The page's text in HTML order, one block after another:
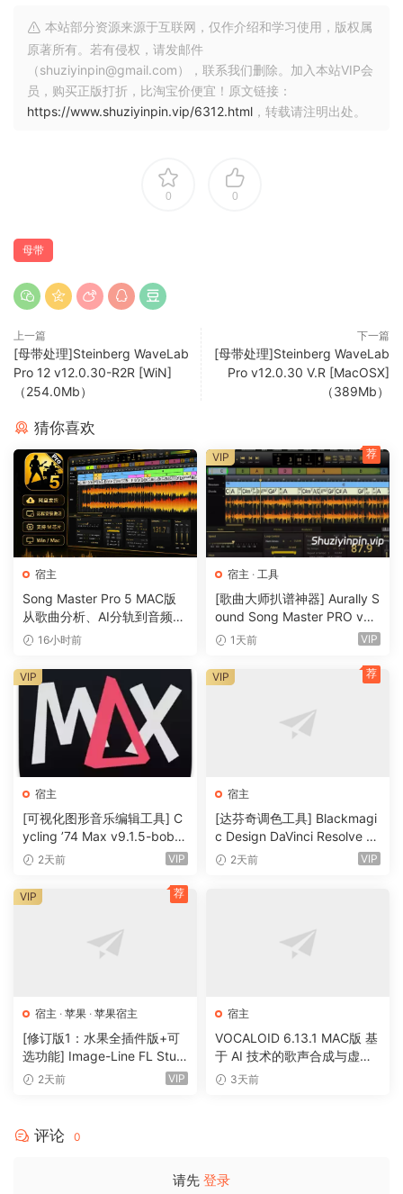
本站部分资源来源于互联网，仅作介绍和学习使用，版权属
原著所有。若有侵权，请发邮件
（shuziyinpin@gmail.com），联系我们删除。加入本站VIP会
员，购买正版打折，比淘宝价便宜！原文链接：
https://www.shuziyinpin.vip/6312.html ，转载请注明出处。
0 0
母带
上一篇
[母带处理]Steinberg WaveLab
Pro 12 v12.0.30-R2R [WiN]
（254.0Mb）
下一篇
[母带处理]Steinberg WaveLab
Pro v12.0.30 V.R [MacOSX]
（389Mb）
猜你喜欢
宿主
Song Master Pro 5 MAC版
从歌曲分析、AI分轨到音频转
MIDI的一体化音乐工具
16小时前
宿主 · 工具
[歌曲大师扒谱神器] Aurally S
ound Song Master PRO v5.
0.02 [WiN]（355MB）
1天前 VIP
VIP 荐
宿主
[可视化图形音乐编辑工具] C
ycling ’74 Max v9.1.5-bobd
ule [WiN]（724MB）
2天前 VIP
VIP
宿主
[达芬奇调色工具] Blackmagi
c Design DaVinci Resolve St
udio 21.0.4 Build 5 x64-R2R
2天前 VIP
VIP 荐
宿主 · 苹果 · 苹果宿主
[修订版1：水果全插件版+可
选功能] Image-Line FL Studi
o Producer Edition v26.1.3.5
EPPE[MacOSX]（1.1GB+33
0MB)
2天前 VIP
VIP 荐
宿主
VOCALOID 6.13.1 MAC版 基
于 AI 技术的歌声合成与虚拟
歌手制作软件 52套音色
3天前
评论 0
请先 登录